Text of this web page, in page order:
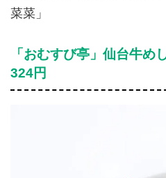
菜菜」
「おむすび亭」仙台牛め
324円